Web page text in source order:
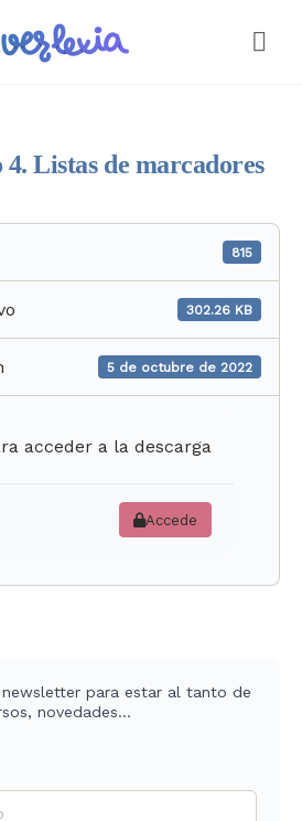
4. Listas de marcadores
815
302.26 KB
5 de octubre de 2022
acceder a la descarga
Accede
para estar al tanto de
novedades…